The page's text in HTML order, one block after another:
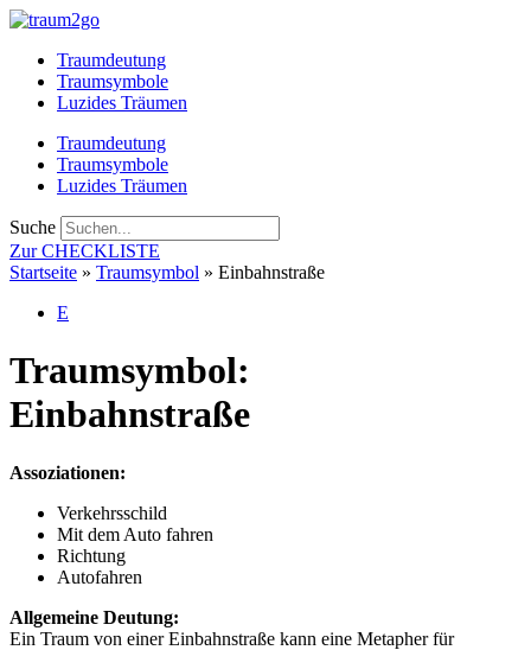
Zum
springenTraumdeutung
Traumsymbole
Luzides Träumen
Traumdeutung
Traumsymbole
Luzides Träumen
Suche
Zur CHECKLISTE
Startseite » Traumsymbol » Einbahnstraße
E
Traumsymbol:
Einbahnstraße
Assoziationen:
Verkehrsschild
Mit dem Auto fahren
Richtung
Autofahren
Allgemeine Deutung:
Ein Traum von einer Einbahnstraße kann eine Metapher für